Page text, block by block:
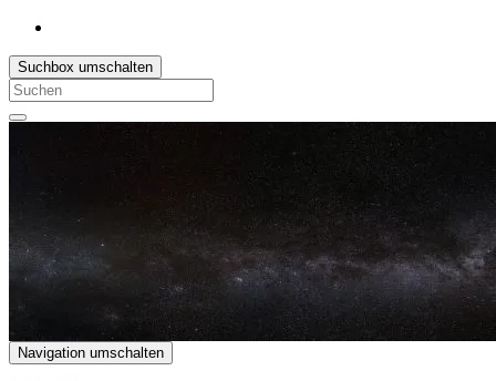
Suchbox umschalten
Search
for:
Navigation umschalten